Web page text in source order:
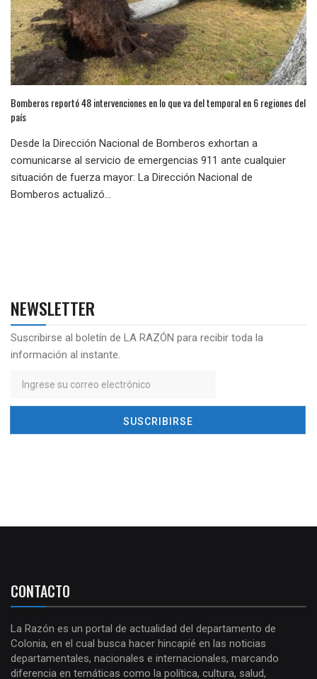
Bomberos reportó 48 intervenciones en lo que va del temporal en 6 regiones del
país
Desde la Dirección Nacional de Bomberos exhortan a
comunicarse al servicio de emergencias 911 ante cualquier
situación de fuerza mayor: La Dirección Nacional de
Bomberos actualizó...
NEWSLETTER
Suscribirse al boletín de LA RAZÓN para recibir toda la
información al instante.
CONTACTO
La Razón es un portal de actualidad del departamento de
Colonia, en el cual busca hacer hincapié en las noticias
departamentales, nacionales e internacionales, marcando
diferencia en temáticas como la política, cultura, salud,